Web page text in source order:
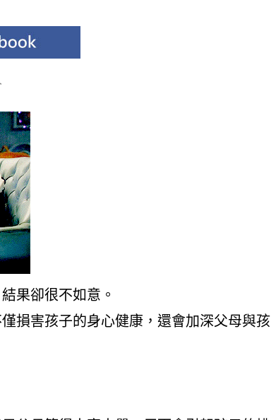
果卻很不如意。
損害孩子的身心健康，還會加深父母與孩